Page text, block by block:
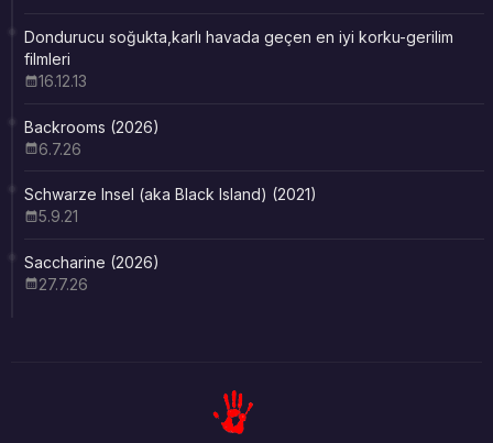
Dondurucu soğukta,karlı havada geçen en iyi korku-gerilim
filmleri
16.12.13
Backrooms (2026)
6.7.26
Schwarze Insel (aka Black Island) (2021)
5.9.21
Saccharine (2026)
27.7.26